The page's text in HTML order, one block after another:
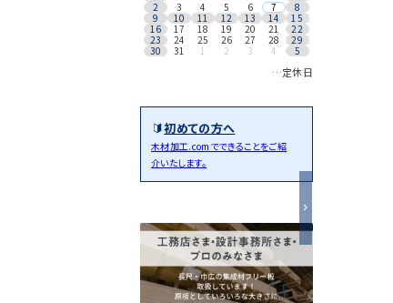
2
3 4 5 6 7
8
9
10 11 12 13 14
15
16
17 18 19 20 21
22
23
24 25 26 27 28
29
30
31 1 2 3 4 5
…定休日
初めての方へ
木材加工.comでできることをご紹
介いたします。